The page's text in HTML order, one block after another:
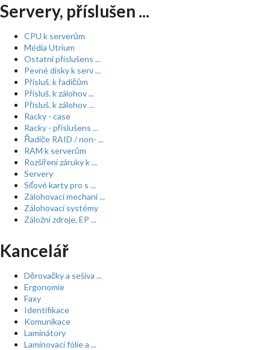
Servery, příslušen ...
CPU k serverům
Média Utrium
Ostatní příslušens ...
Pevné disky k serv ...
Přísluš. k řadičům
Přísluš. k zálohov ...
Přísluš. k zálohov ...
Racky - case
Racky - příslušens ...
Řadiče RAID / non- ...
RAM k serverům
Rozšíření záruky k ...
Servery
Síťové karty pro s ...
Zálohovací mechani ...
Zálohovací systémy
Záložní zdroje, EP ...
Kancelář
Děrovačky a sešíva ...
Ergonomie
Faxy
Identifikace
Komunikace
Laminátory
Laminovací fólie a ...